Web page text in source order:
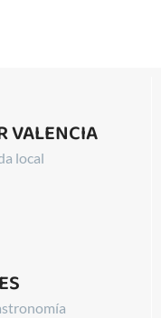
VALENCIA
local